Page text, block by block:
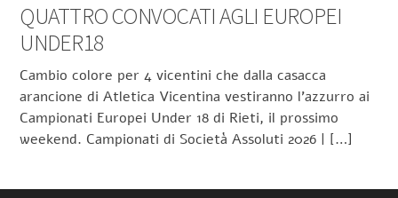
QUATTRO CONVOCATI AGLI EUROPEI
UNDER18
Cambio colore per 4 vicentini che dalla casacca
arancione di Atletica Vicentina vestiranno l’azzurro ai
Campionati Europei Under 18 di Rieti, il prossimo
weekend. Campionati di Società Assoluti 2026 | […]